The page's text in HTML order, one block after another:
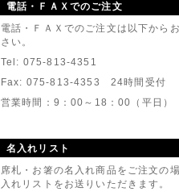
上記の
どうぞ、
京司のシ
素敵な、
どうぞ
2014年
『メッ
電話・ＦＡＸでのご注文
電話・ＦＡＸでのご注文は以下から
さい。
Tel: 075-813-4351
Fax: 075-813-4353 24時間受付
営業時間：9：00～18：00（平日）
名入れリスト
席札・お箸の名入れ商品をご注文の
入れリストをお送りいただきます。